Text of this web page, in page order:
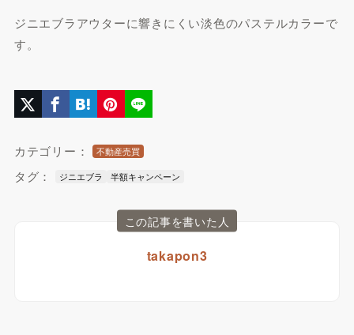
ジニエブラアウターに響きにくい淡色のパステルカラーで
す。
カテゴリー： 不動産売買
タグ： ジニエブラ 半額キャンペーン
この記事を書いた人
takapon3